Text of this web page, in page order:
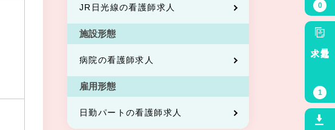
JR日光線の看護師求人
施設形態
病院の看護師求人
雇用形態
日勤パートの看護師求人
0
最近見た
1